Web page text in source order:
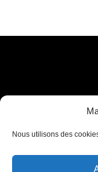
Nous utilisons des